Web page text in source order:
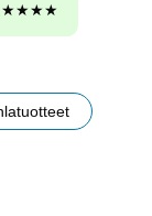
★★★★★